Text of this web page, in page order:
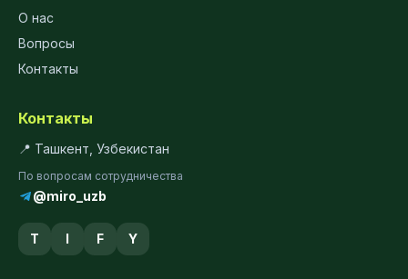
О нас
Вопросы
Контакты
Контакты
📍 Ташкент, Узбекистан
По вопросам сотрудничества
@miro_uzb
T I F Y